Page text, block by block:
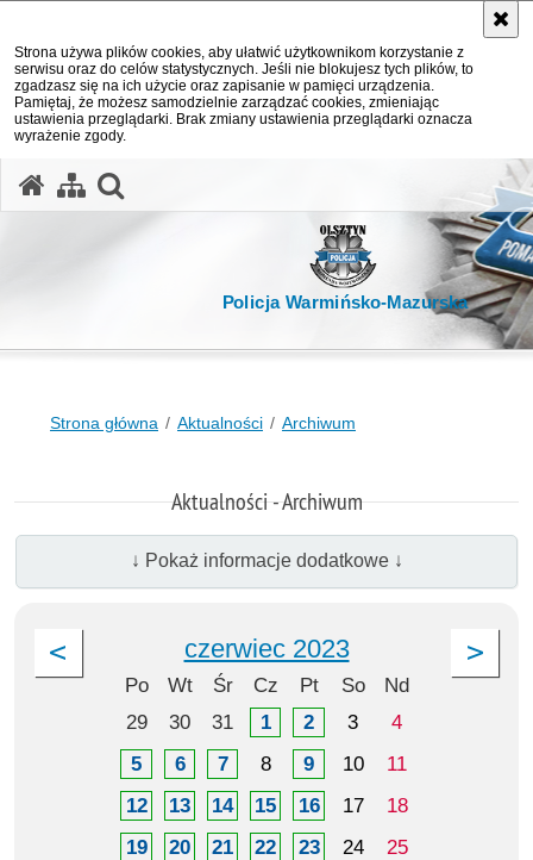
Strona używa plików cookies, aby ułatwić użytkownikom korzystanie z
serwisu oraz do celów statystycznych. Jeśli nie blokujesz tych plików, to
zgadzasz się na ich użycie oraz zapisanie w pamięci urządzenia.
Pamiętaj, że możesz samodzielnie zarządzać cookies, zmieniając
ustawienia przeglądarki. Brak zmiany ustawienia przeglądarki oznacza
wyrażenie zgody.
Policja Warmińsko-Mazurska
Strona główna Aktualności Archiwum
Aktualności - Archiwum
↓ Pokaż informacje dodatkowe ↓
czerwiec 2023
Po Wt Śr Cz Pt So
Nd
29
30 31 1 2 3
4
5
6 7 8 9 10
11
12
13 14 15 16 17
18
19
20 21 22 23 24
25